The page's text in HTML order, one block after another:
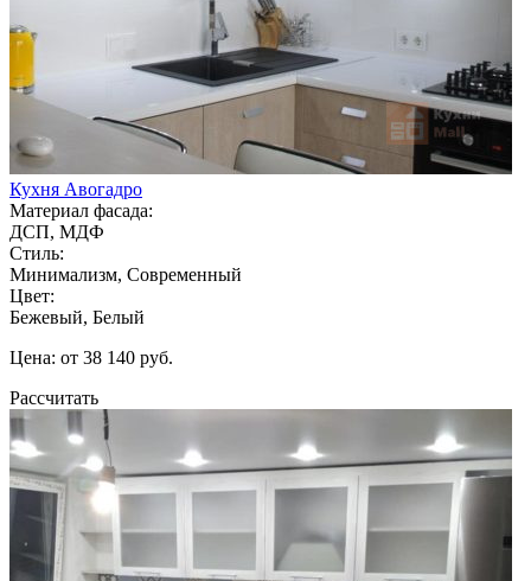
Кухня Авогадро
Материал фасада:
ДСП, МДФ
Стиль:
Минимализм, Современный
Цвет:
Бежевый, Белый
Цена: от 38 140 руб.
Рассчитать